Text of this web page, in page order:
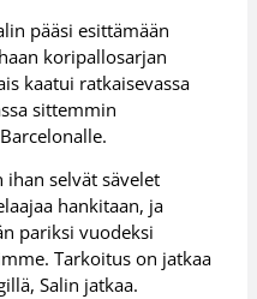
pääsi esittämään
koripallosarjan
kaatui ratkaisevassa
sittemmin
ihan selvät sävelet
hankitaan, ja
pariksi vuodeksi
Tarkoitus on jatkaa
Salin jatkaa.